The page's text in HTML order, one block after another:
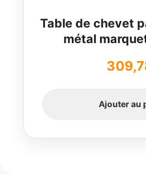
Table de chevet
métal
Ajouter au